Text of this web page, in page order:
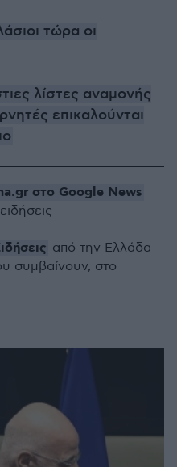
τώρα οι
λίστες αναμονής
επικαλούνται
στο Google News
από την Ελλάδα
συμβαίνουν, στο